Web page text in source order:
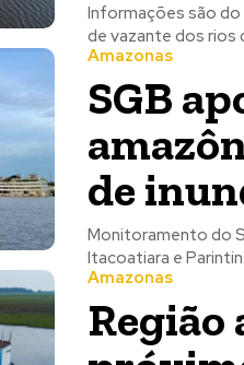
Informações são
de vazante dos rios
Amazonas
SGB
de
Monitoramento do
Itacoatiara e
Amazonas